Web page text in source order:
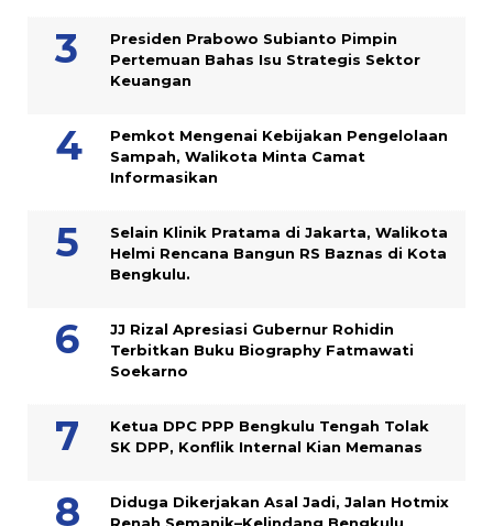
Presiden Prabowo Subianto Pimpin
Pertemuan Bahas Isu Strategis Sektor
Keuangan
Pemkot Mengenai Kebijakan Pengelolaan
Sampah, Walikota Minta Camat
Informasikan
Selain Klinik Pratama di Jakarta, Walikota
Helmi Rencana Bangun RS Baznas di Kota
Bengkulu.
JJ Rizal Apresiasi Gubernur Rohidin
Terbitkan Buku Biography Fatmawati
Soekarno
Ketua DPC PPP Bengkulu Tengah Tolak
SK DPP, Konflik Internal Kian Memanas
Diduga Dikerjakan Asal Jadi, Jalan Hotmix